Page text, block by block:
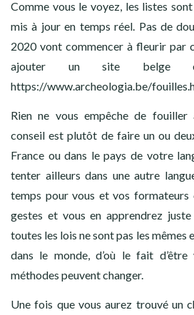
Comme vous le voyez, les listes
mis à jour en temps réel. Pas de
2020 vont commencer à fleurir par
ajouter un site belge
https://www.archeologia.be/
Rien ne vous empêche de fouiller
conseil est plutôt de faire un ou
France ou dans le pays de votre
tenter ailleurs dans une autre
temps pour vous et vos formateurs
gestes et vous en apprendrez
toutes les lois ne sont pas les mêmes
dans le monde, d’où le fait
méthodes peuvent changer.
Une fois que vous aurez trouvé un